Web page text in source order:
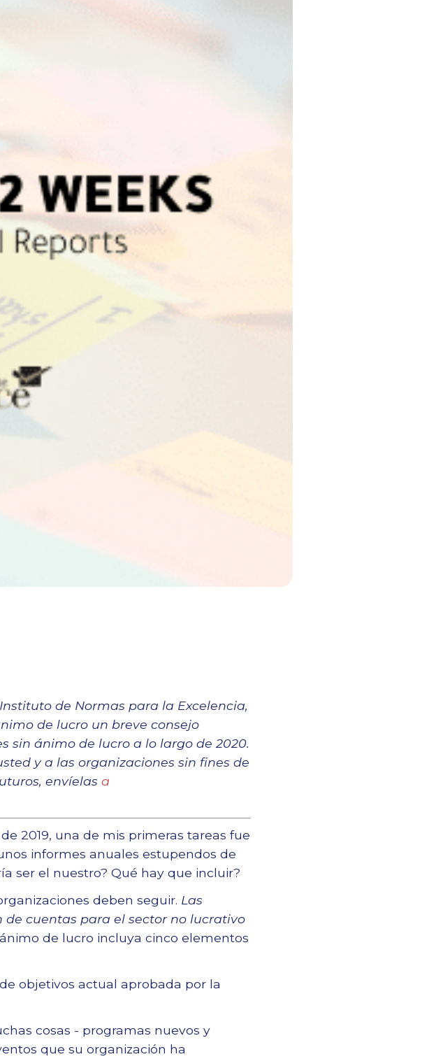
de Normas para la Excelencia,
de lucro un breve consejo
sin ánimo de lucro a lo largo de 2020.
y a las organizaciones sin fines de
envíelas a
2019, una de mis primeras tareas fue
informes anuales estupendos de
ser el nuestro? Qué hay que incluir?
deben seguir. Las
de cuentas para el sector no lucrativo
de lucro incluya cinco elementos
objetivos actual aprobada por la
cosas - programas nuevos y
que su organización ha